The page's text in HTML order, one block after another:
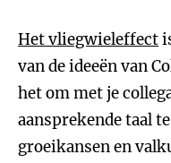
Het vliegwieleffect
van de ideeën van
het om met je
aansprekende taal
groeikansen en